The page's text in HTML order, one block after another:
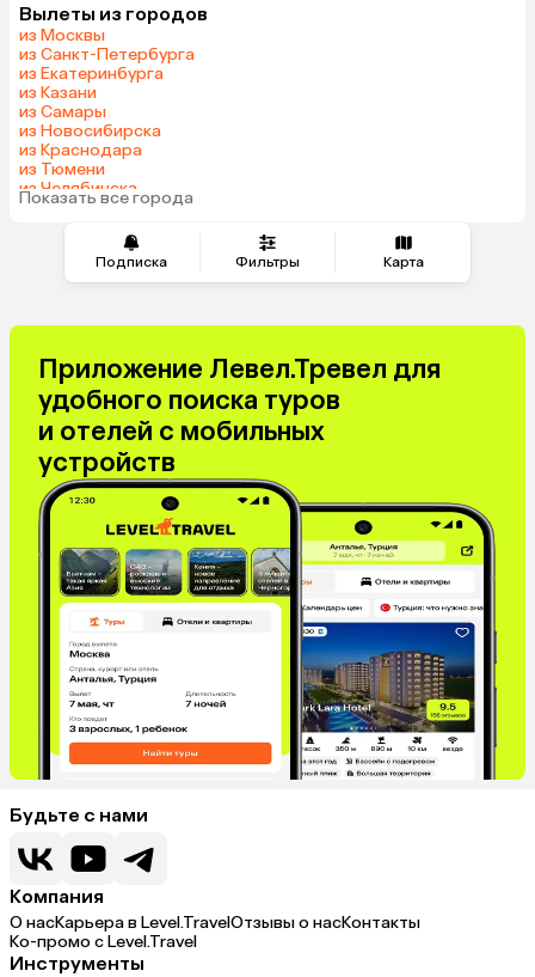
Подписка Фильтры Карта
Армения
Казахстан
Узбекистан
Катар
Гонконг
Таджикистан
Вылеты из городов
из Москвы
из Санкт-Петербурга
из Екатеринбурга
из Казани
из Самары
из Новосибирска
из Краснодара
из Тюмени
из Челябинска
из Минеральных Вод
Показать все города
Приложение Левел.Тревел для
удобного поиска туров
и отелей с мобильных
устройств
Будьте с нами
Компания
О насКарьера в Level.TravelОтзывы о насКонтакты
Ко-промо с Level.Travel
Инструменты